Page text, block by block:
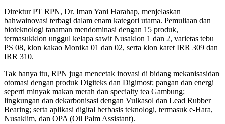
DirekturPT RPN, Dr. Iman Yani Harahap, menjelaskan
bahwainovasi terbagi dalam enam kategori utama. Pemuliaan dan
bioteknologi tanaman mendominasi dengan 15 produk,
termasukklon unggul kelapa sawit Nusaklon 1 dan 2, varietas tebu
PS 08, klon kakao Monika 01 dan 02, serta klon karet IRR 309 dan
IRR 310.
Tak hanya itu, RPN juga mencetak inovasi di bidang mekanisasidan
otomasi dengan produk Digiteks dan Digimost; pangan dan energi
seperti minyak makan merah dan specialty tea Gambung;
lingkungan dan dekarbonisasi dengan Vulkasol dan Lead Rubber
Bearing; serta aplikasi digital berbasis teknologi, termasuk e-Hara,
Nusaklim, dan OPA (Oil Palm Assistant).